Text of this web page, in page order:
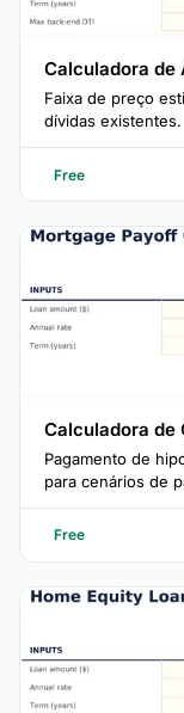
Calculadora de
Faixa de preço
dívidas existentes.
Free
Calculadora de
Pagamento de
para cenários de
Free